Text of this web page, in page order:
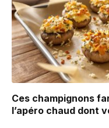
Ces champignons
l’apéro chaud dont